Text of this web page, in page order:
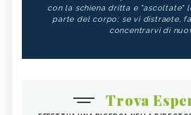
con la schiena dritta e "ascoltate"
parte del corpo; se vi distraete,
concentrarvi di
Trova